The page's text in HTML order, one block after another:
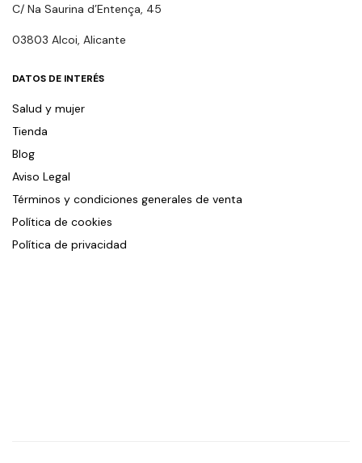
C/ Na Saurina d’Entença, 45
03803 Alcoi, Alicante
DATOS DE INTERÉS
Salud y mujer
Tienda
Blog
Aviso Legal
Términos y condiciones generales de venta
Política de cookies
Política de privacidad